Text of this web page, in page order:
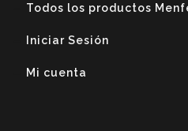
Todos los productos
Iniciar Sesión
Mi cuenta